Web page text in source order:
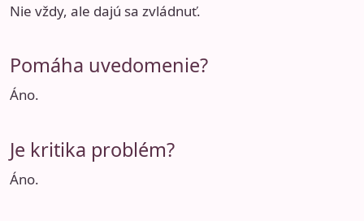
Nie vždy, ale dajú sa zvládnuť.
Pomáha uvedomenie?
Áno.
Je kritika problém?
Áno.